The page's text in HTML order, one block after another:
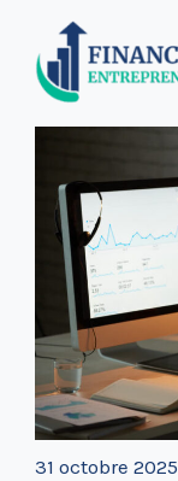
contenu
31 octobre 2025